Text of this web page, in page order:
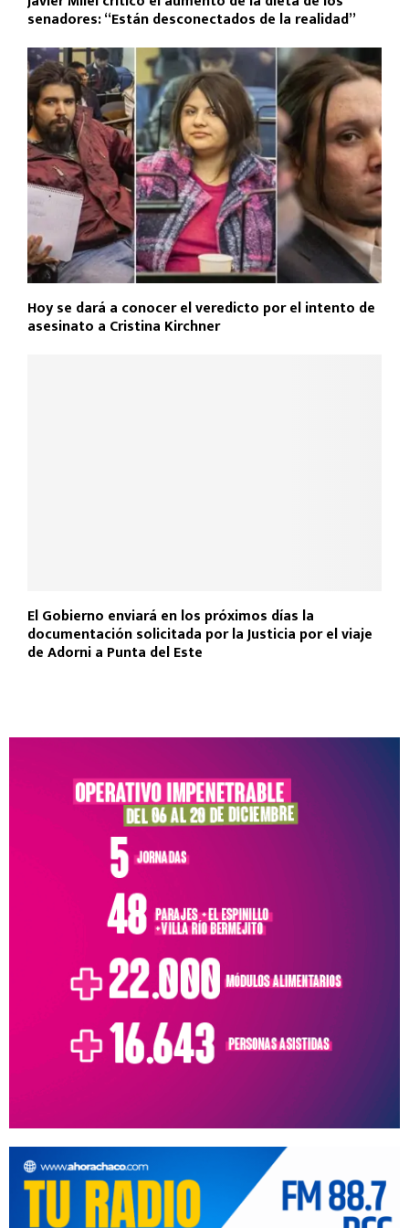
senadores: “Están desconectados de la realidad”
Hoy se dará a conocer el veredicto por el intento de
asesinato a Cristina Kirchner
El Gobierno enviará en los próximos días la
documentación solicitada por la Justicia por el viaje
de Adorni a Punta del Este